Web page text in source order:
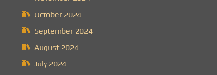
October 2024
September 2024
August 2024
July 2024